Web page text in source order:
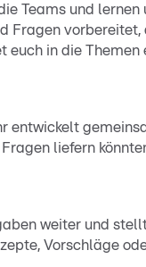
Teams und lernen
Fragen
euch in die Themen
entwickelt
liefern
weiter und
Vorschläge